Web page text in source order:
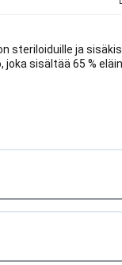
steriloiduille ja
sisältää 65 %